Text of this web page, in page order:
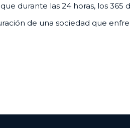
durante las 24 horas, los
de una sociedad que